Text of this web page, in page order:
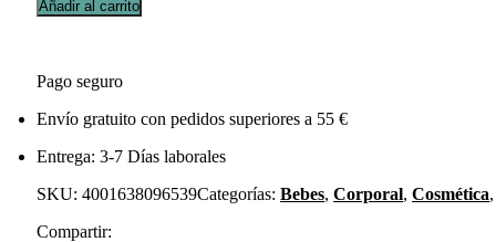
Añadir al carrito
Pago seguro
Envío gratuito con pedidos superiores a 55 €
Entrega: 3-7 Días laborales
SKU: 4001638096539Categorías: Bebes, Corporal, Cosmética
Compartir: